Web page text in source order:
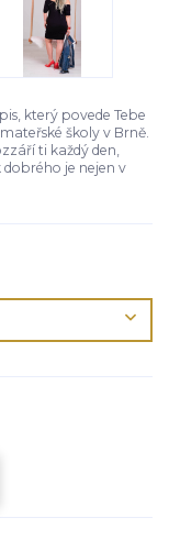
který povede Tebe
školy v Brně.
ti každý den,
je nejen v